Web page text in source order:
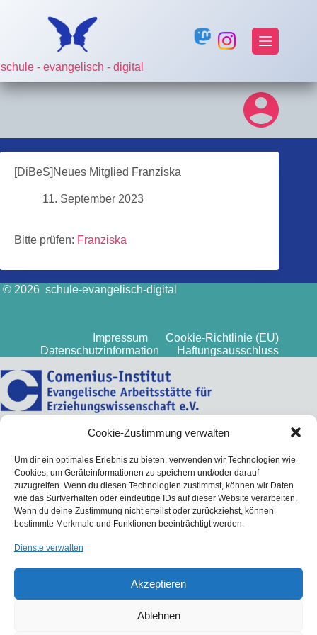
Cookie-Zustimmung verwalten
Um dir ein optimales Erlebnis zu bieten, verwenden wir Technologien wie
Cookies, um Geräteinformationen zu speichern und/oder darauf
zuzugreifen. Wenn du diesen Technologien zustimmst, können wir Daten
wie das Surfverhalten oder eindeutige IDs auf dieser Website verarbeiten.
Wenn du deine Zustimmung nicht erteilst oder zurückziehst, können
bestimmte Merkmale und Funktionen beeinträchtigt werden.
Dienste verwalten
Akzeptieren
Ablehnen
schule - evangelisch - digital
[DiBeS]Neues Mitglied Franziska
11. September 2023
Bitte prüfen: Franziska
© 2026 schule-evangelisch-digital
Impressum
Cookie-Richtlinie (EU)
Datenschutzinformation
Haftungsausschluss